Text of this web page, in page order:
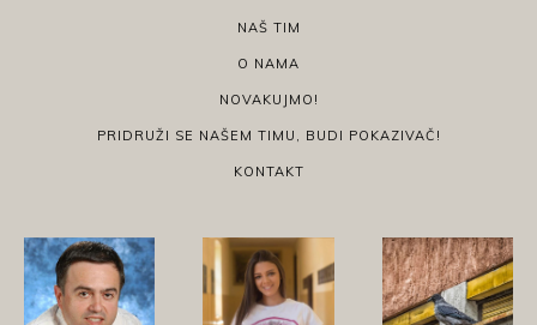
NAŠ TIM
O NAMA
NOVAKUJMO!
PRIDRUŽI SE NAŠEM TIMU, BUDI POKAZIVAČ!
KONTAKT